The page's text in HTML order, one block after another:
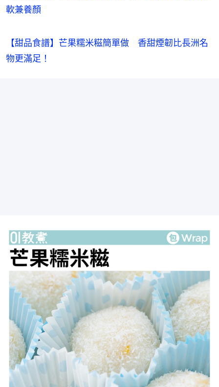
軟兼養顏
【甜品食譜】芒果糯米糍簡單做　香甜煙韌比長洲名
物更滿足！